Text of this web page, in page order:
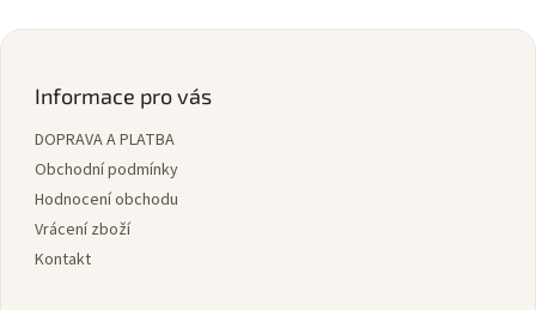
Z
Informace pro vás
DOPRAVA A PLATBA
Obchodní podmínky
Hodnocení obchodu
Vrácení zboží
Kontakt